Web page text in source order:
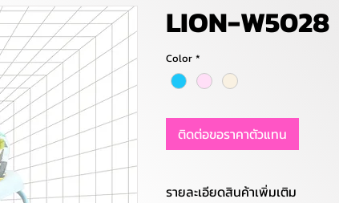
LION-W5028
Color *
ติดต่อขอราคาตัวแทน
รายละเอียดสินค้าเพิ่มเติม